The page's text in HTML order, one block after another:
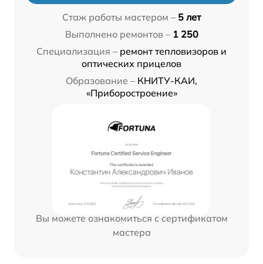
Стаж работы мастером – 5 лет
Выполнено ремонтов – 1 250
Специализация – ремонт тепловизоров и
оптических прицелов
Образование – КНИТУ-КАИ,
«Приборостроение»
Вы можете ознакомиться с сертификатом
мастера